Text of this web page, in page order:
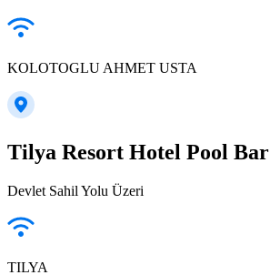
KOLOTOGLU AHMET USTA
Tilya Resort Hotel Pool Bar
Devlet Sahil Yolu Üzeri
TILYA